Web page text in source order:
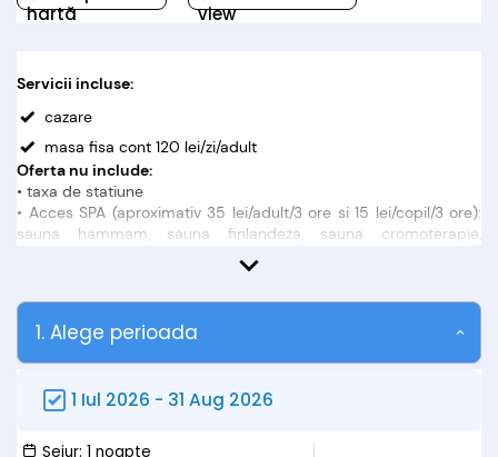
hartă
view
Servicii incluse:
cazare
masa fisa cont 120 lei/zi/adult
Oferta nu include:
• taxa de statiune
• Acces SPA (aproximativ 35 lei/adult/3 ore si 15 lei/copil/3 ore):
sauna hammam, sauna finlandeza, sauna cromoterapie,
Praid, fantana de gheata, bazin cu apa termala. (*tariful pentru
acces se poate modifica în orice moment, nu ne asumăm
Observații:
• Tarife masă:
- mic dejun = 20 lei/zi/copil
1. Alege perioada
1 Iul 2026 - 31 Aug 2026
Sejur: 1 noapte